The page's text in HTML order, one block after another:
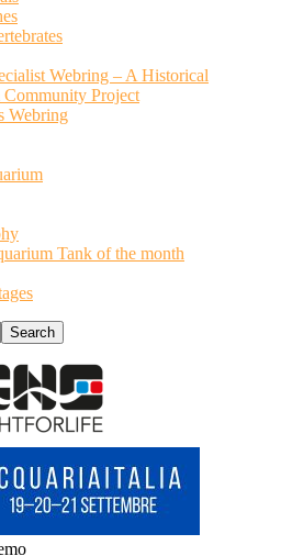
Webring – A Historical
Project
Webring
Tank of the month